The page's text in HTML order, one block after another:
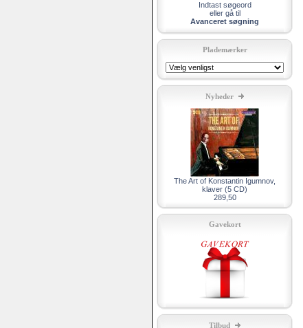
Indtast søgeord
eller gå til
Avanceret søgning
Plademærker
Nyheder
The Art of Konstantin Igumnov,
klaver (5 CD)
289,50
Gavekort
Tilbud